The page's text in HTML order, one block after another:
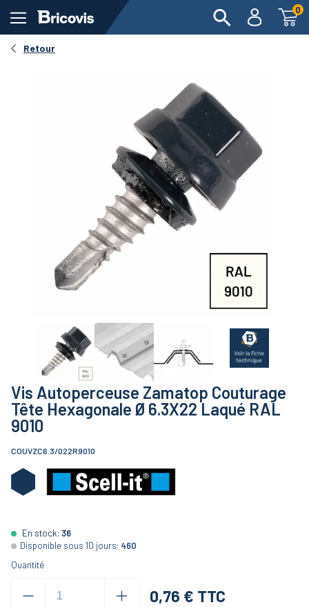
0
Retour
Vis Autoperceuse Zamatop Couturage
Tête Hexagonale Ø 6.3X22 Laqué RAL
9010
COUVZC6.3/022R9010
En stock: 36
Disponible sous 10 jours: 460
Quantité
0,76 € TTC